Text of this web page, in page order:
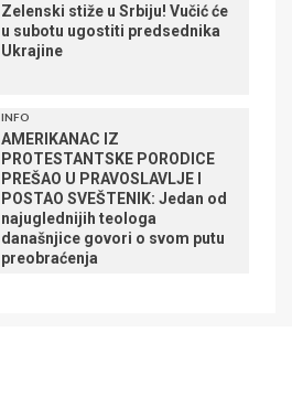
Zelenski stiže u Srbiju! Vučić će
u subotu ugostiti predsednika
Ukrajine
INFO
AMERIKANAC IZ
PROTESTANTSKE PORODICE
PREŠAO U PRAVOSLAVLJE I
POSTAO SVEŠTENIK: Jedan od
najuglednijih teologa
današnjice govori o svom putu
preobraćenja